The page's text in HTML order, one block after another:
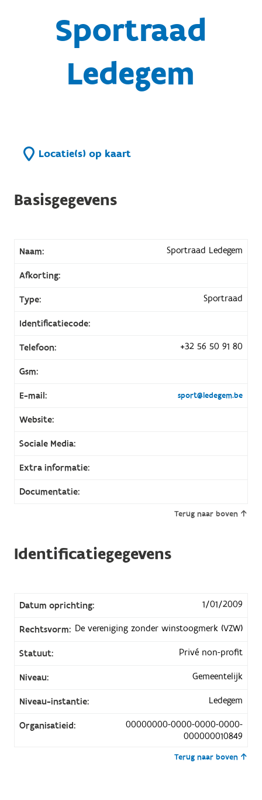
Sportraad
Ledegem
Locatie(s) op kaart
Basisgegevens
Naam: Sportraad Ledegem
Afkorting:
Type: Sportraad
Identificatiecode:
Telefoon: +32 56 50 91 80
Gsm:
E-mail: sport@ledegem.be
Website:
Sociale Media:
Extra informatie:
Documentatie:
Terug naar boven
Identificatiegegevens
Datum oprichting: 1/01/2009
Rechtsvorm: De vereniging zonder winstoogmerk (VZW)
Statuut: Privé non-profit
Niveau: Gemeentelijk
Niveau-instantie: Ledegem
Organisatieid:
00000000-0000-0000-0000-
000000010849
Terug naar boven